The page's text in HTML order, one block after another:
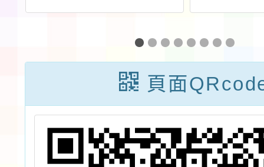
編班
時
頁面